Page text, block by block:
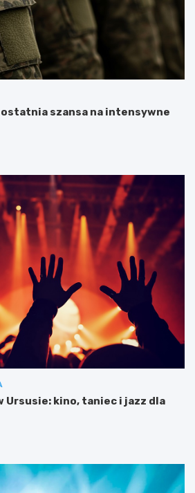
ostatnia szansa na intensywne
Ursusie: kino, taniec i jazz dla